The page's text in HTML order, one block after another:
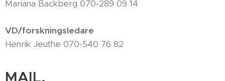
Mariana Backberg 070-289 09 14
VD/forskningsledare
Henrik Jeuthe 070-540 76 82
MAIL.